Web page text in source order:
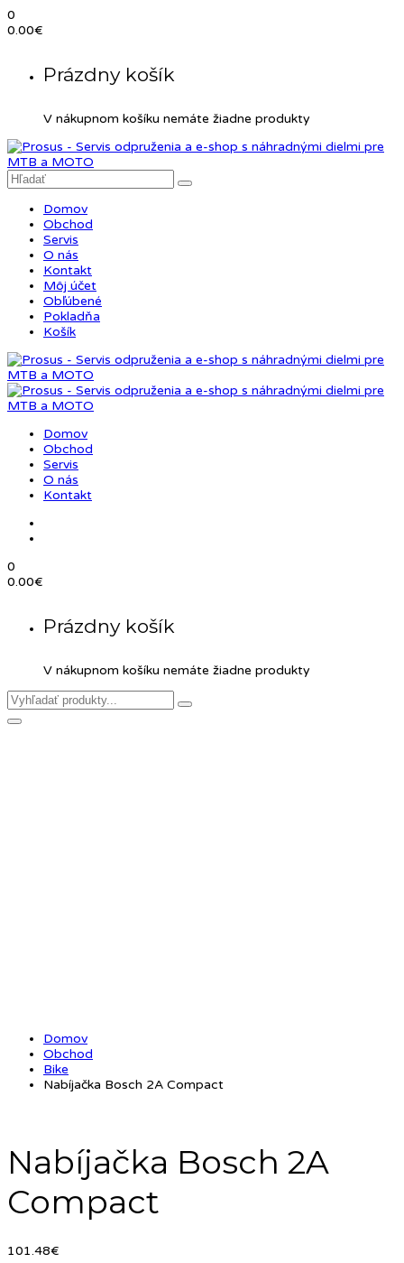
0
0.00€
Prázdny košík
V nákupnom košíku nemáte žiadne produkty
Domov
Obchod
Servis
O nás
Kontakt
Môj účet
Obľúbené
Pokladňa
Košík
Domov
Obchod
Servis
O nás
Kontakt
0
0.00€
Prázdny košík
V nákupnom košíku nemáte žiadne produkty
Domov
Obchod
Bike
Nabíjačka Bosch 2A Compact
Nabíjačka Bosch 2A
Compact
101.48€